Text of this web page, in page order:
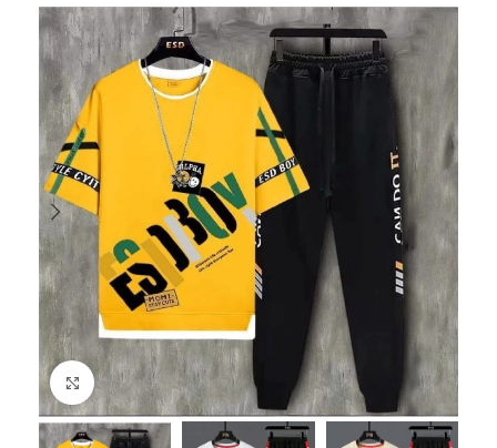
Click to enlarge